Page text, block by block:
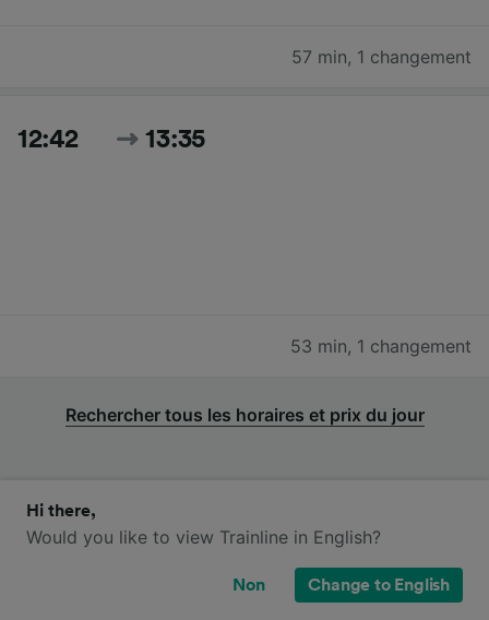
57 min, 1 changement
12:42 13:35
53 min, 1 changement
Rechercher tous les horaires et prix du jour
Trains NS et SNCB de Aéroport
d'Amsterdam Schiphol à Zwijndrecht
Hi there,
Would you like to view Trainline in English?
Non Change to English